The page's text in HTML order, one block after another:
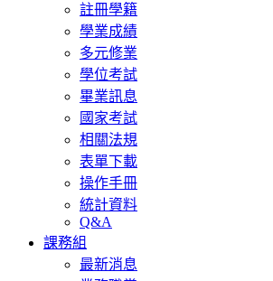
註冊學籍
學業成績
多元修業
學位考試
畢業訊息
國家考試
相關法規
表單下載
操作手冊
統計資料
Q&A
課務組
最新消息